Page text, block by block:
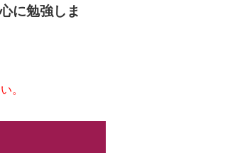
に勉強しま
。